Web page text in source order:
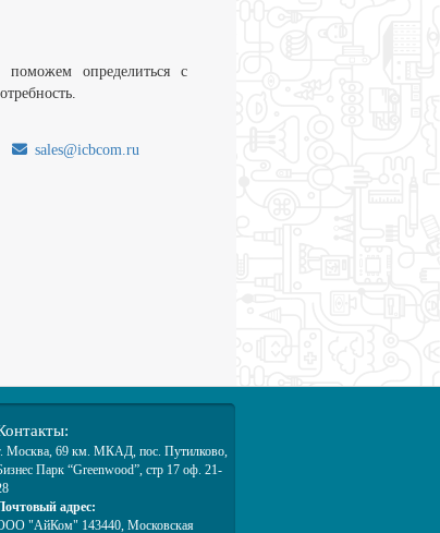
определиться с
sales@icbcom.ru
Москва, 69 км. МКАД, пос. Путилково,
Парк “Greenwood”, стр 17 оф. 21-
адрес:
"АйКом" 143440, Московская